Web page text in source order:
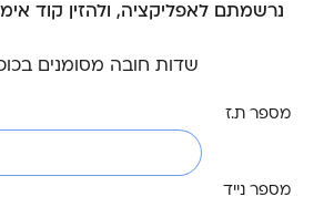
נרשמתם לאפליקציה, ולהזין קוד
שדות חובה מסומנים
מספר ת.ז
מספר נייד